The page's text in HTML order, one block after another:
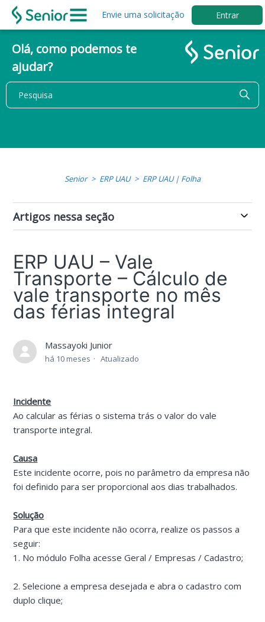
Envie uma solicitação Entrar
Olá, como podemos te
ajudar?
Senior ERP UAU ERP UAU | Folha
Artigos nessa seção
ERP UAU – Vale
Transporte – Cálculo de
vale transporte no mês
das férias integral
Massayoki Junior
há 10 meses Atualizado
Incidente
Ao calcular as férias o sistema trás o valor do vale
transporte integral.
Causa
Este incidente ocorre, pois no parâmetro da empresa não
foi definido para ser proporcional aos dias trabalhados.
Solução
Para que este incidente não ocorra, realize os passos a
seguir:
1. No módulo Folha acesse Geral / Empresas / Cadastro;
2. Selecione a empresa desejada e abra o cadastro com
duplo clique;